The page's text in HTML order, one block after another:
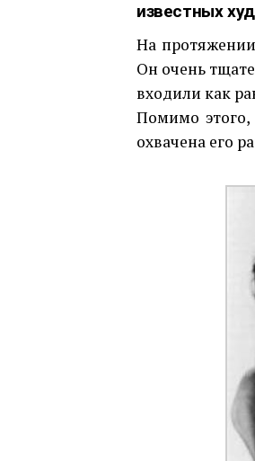
известных
На
Он очень
входили как
Помимо этого,
охвачена его